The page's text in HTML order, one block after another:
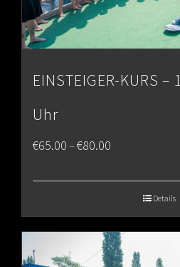
EINSTEIGER-KURS
Uhr
€65.00–€80.00
€80.00
Details